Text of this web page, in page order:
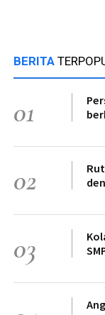
BERITA
01
02
03